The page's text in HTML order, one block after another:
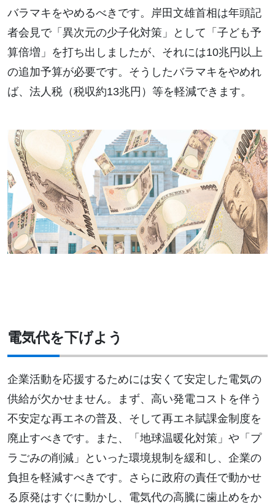
バラマキをやめるべきです。岸田文雄首相は年頭記
者会見で「異次元の少子化対策」として「子ども予
算倍増」を打ち出しましたが、それには10兆円以上
の追加予算が必要です。そうしたバラマキをやめれ
ば、法人税（税収約13兆円）等を軽減できます。
電気代を下げよう
企業活動を応援するためには安くて安定した電気の
供給が欠かせません。まず、高い発電コストを伴う
不安定な再エネの普及、そして再エネ賦課金制度を
廃止すべきです。また、「地球温暖化対策」や「プ
ラごみの削減」といった環境規制を緩和し、企業の
負担を軽減すべきです。さらに政府の責任で動かせ
る原発はすぐに動かし、電気代の高騰に歯止めをか